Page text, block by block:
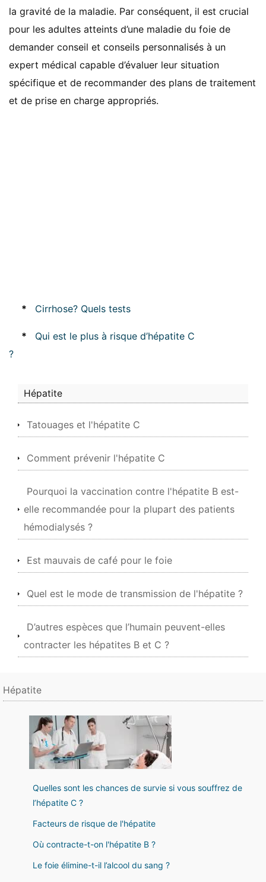
la gravité de la maladie. Par conséquent, il est crucial
pour les adultes atteints d’une maladie du foie de
demander conseil et conseils personnalisés à un
expert médical capable d’évaluer leur situation
spécifique et de recommander des plans de traitement
et de prise en charge appropriés.
* Cirrhose? Quels tests
*
Qui est le plus à risque d’hépatite C
?
Hépatite
Tatouages ​​et l'hépatite C
Comment prévenir l'hépatite C
Pourquoi la vaccination contre l'hépatite B est-
elle recommandée pour la plupart des patients
hémodialysés ?
Est mauvais de café pour le foie
Quel est le mode de transmission de l'hépatite ?
D’autres espèces que l’humain peuvent-elles
contracter les hépatites B et C ?
Hépatite
Quelles sont les chances de survie si vous souffrez de
l’hépatite C ?
Facteurs de risque de l'hépatite
Où contracte-t-on l'hépatite B ?
Le foie élimine-t-il l’alcool du sang ?